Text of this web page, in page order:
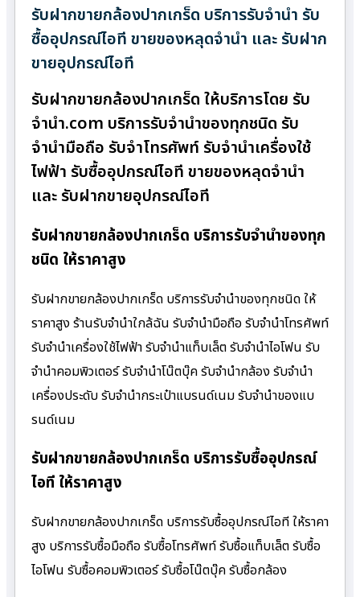
รับฝากขายกล้องปากเกร็ด บริการรับจำนำ รับ
ซื้ออุปกรณ์ไอที ขายของหลุดจำนำ และ รับฝาก
ขายอุปกรณ์ไอที
รับฝากขายกล้องปากเกร็ด ให้บริการโดย รับ
จํานํา.com บริการรับจำนำของทุกชนิด รับ
จำนำมือถือ รับจำโทรศัพท์ รับจำนำเครื่องใช้
ไฟฟ้า รับซื้ออุปกรณ์ไอที ขายของหลุดจำนำ
และ รับฝากขายอุปกรณ์ไอที
รับฝากขายกล้องปากเกร็ด บริการรับจำนำของทุก
ชนิด ให้ราคาสูง
รับฝากขายกล้องปากเกร็ด บริการรับจำนำของทุกชนิด ให้
ราคาสูง ร้านรับจํานําใกล้ฉัน รับจำนำมือถือ รับจำนำโทรศัพท์
รับจำนำเครื่องใช้ไฟฟ้า รับจำนำแท็บเล็ต รับจำนำไอโฟน รับ
จำนำคอมพิวเตอร์ รับจำนำโน๊ตบุ๊ค รับจำนำกล้อง รับจำนำ
เครื่องประดับ รับจำนำกระเป๋าแบรนด์เนม รับจำนำของแบ
รนด์เนม
รับฝากขายกล้องปากเกร็ด บริการรับซื้ออุปกรณ์
ไอที ให้ราคาสูง
รับฝากขายกล้องปากเกร็ด บริการรับซื้ออุปกรณ์ไอที ให้ราคา
สูง บริการรับซื้อมือถือ รับซื้อโทรศัพท์ รับซื้อแท็บเล็ต รับซื้อ
ไอโฟน รับซื้อคอมพิวเตอร์ รับซื้อโน๊ตบุ๊ค รับซื้อกล้อง